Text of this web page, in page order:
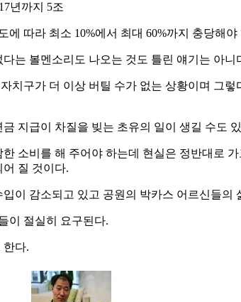
년까지 5조
따라 최소 10%에서 최대 60%까지 충당해야
는 볼멘소리도 나오는 것도 틀린 얘기는 아니
구가 더 이상 버틸 수가 없는 상황이며 그
지급이 차질을 빚는 초유의 일이 생길 수도
소비를 해 주어야 하는데 현실은 정반대로
질 것이다.
이 감소되고 있고 공원의 박카스 어르신들의
이 절실히 요구된다.
한다.